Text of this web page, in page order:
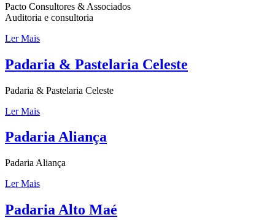
Pacto Consultores & Associados
Auditoria e consultoria
Ler Mais
Padaria & Pastelaria Celeste
Padaria & Pastelaria Celeste
Ler Mais
Padaria Aliança
Padaria Aliança
Ler Mais
Padaria Alto Maé